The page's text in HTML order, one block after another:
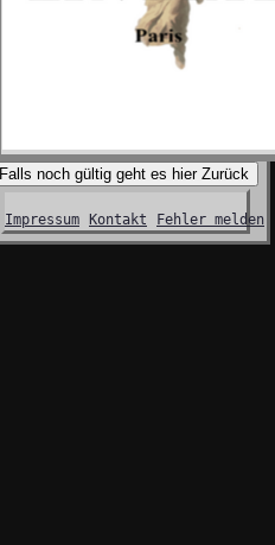
Falls noch gültig geht es hier Zurück
Impressum Kontakt Fehler melden